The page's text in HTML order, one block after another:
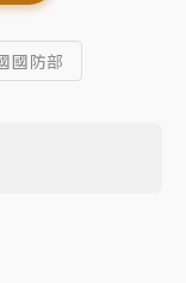
國防部